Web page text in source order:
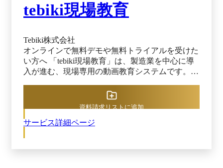
ら、全社共有マニュアルまで一元管理。 ・全社
規模でも継続しやすい価格帯・プラン。部門内利
専任メンバーによるCOCOMITE導入・浸透伴走
支援あり。フォルダ設計やマニュアル整備スケジ
ュールを一緒に策定できるから安心。
tebiki現場教育
Tebiki株式会社
オンラインで無料デモや無料トライアルを受けた
い方へ 「tebiki現場教育」は、製造業を中心に導
入が進む、現場専用の動画教育システムです。
成し、編集・翻訳までワンストップ。現場経験者
が設計した直感的なUIで、誰でも簡単に教育動画
で可視化され、人手・時間に頼らない教育体制を
サービス詳細ページ
資料請求リストに追加